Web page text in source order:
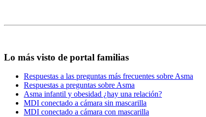
Lo más visto de portal familias
Respuestas a las preguntas más frecuentes sobre Asma
Respuestas a preguntas sobre Asma
Asma infantil y obesidad ¿hay una relación?
MDI conectado a cámara sin mascarilla
MDI conectado a cámara con mascarilla